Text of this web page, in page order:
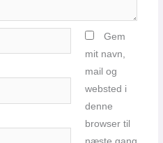
Gem
mit navn,
mail og
websted i
denne
browser til